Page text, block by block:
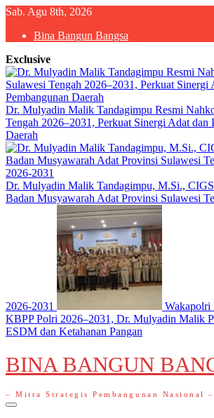
Skip
content
Sab. Agu 8th, 2026
Bina Bangun Bangsa
Exclusive
Dr. Mulyadin Malik Tandagimpu Resmi
Tengah 2026–2031, Perkuat Sinergi Adat dan
Daerah
Dr. Mulyadin Malik Tandagimpu, M.Si.,
Badan Musyawarah Adat Provinsi Sulawesi
2026-2031
Wakapolri
KBPP Polri 2026–2031, Dr. Mulyadin Malik
ESDM dan Ketahanan Pangan
BINA BANGUN
– Mitra Strategis Pembangunan Nasional –
Primary